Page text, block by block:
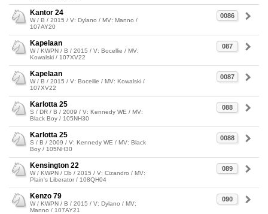
0086
Kantor 24
W / B / 2015 / V: Dylano / MV: Manno /
107AY20
087
Kapelaan
W / KWPN / B / 2015 / V: Bocellie / MV:
Kowalski / 107XV22
0087
Kapelaan
W / B / 2015 / V: Bocellie / MV: Kowalski /
107XV22
088
Karlotta 25
S / DR / B / 2009 / V: Kennedy WE / MV:
Black Boy / 105NH30
0088
Karlotta 25
S / B / 2009 / V: Kennedy WE / MV: Black
Boy / 105NH30
089
Kensington 22
W / KWPN / Db / 2015 / V: Cizandro / MV:
Plain's Liberator / 108QH04
090
Kenzo 79
W / KWPN / B / 2015 / V: Dylano / MV:
Manno / 107AY21